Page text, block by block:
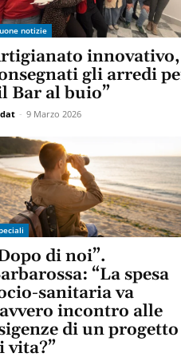
notizie
innovativo,
gli arredi
Bar al buio”
- 9 Marzo 2026
di noi”.
“La spesa
sanitaria va
incontro alle
di un progetto
vita?”